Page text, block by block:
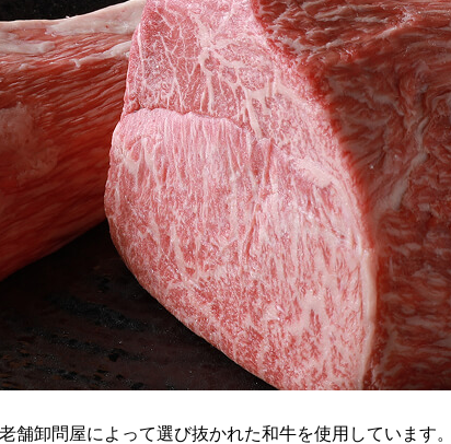
舗卸問屋によって選び抜かれた和牛を使用しています。